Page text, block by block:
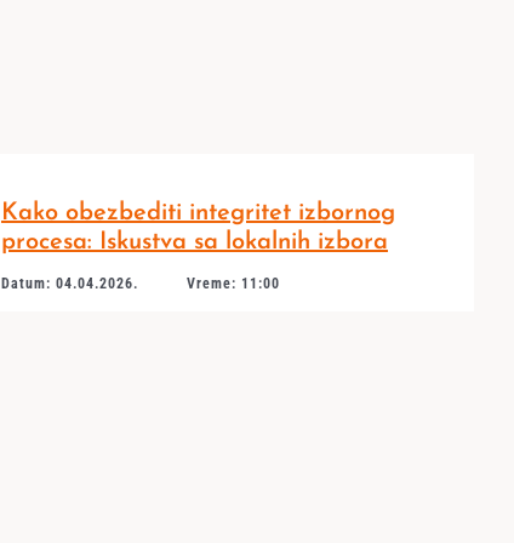
Kako obezbediti integritet izbornog
procesa: Iskustva sa lokalnih izbora
Datum: 04.04.2026. Vreme: 11:00